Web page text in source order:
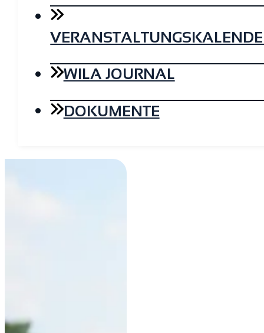
WILA JOURNAL
DOKUMENTE